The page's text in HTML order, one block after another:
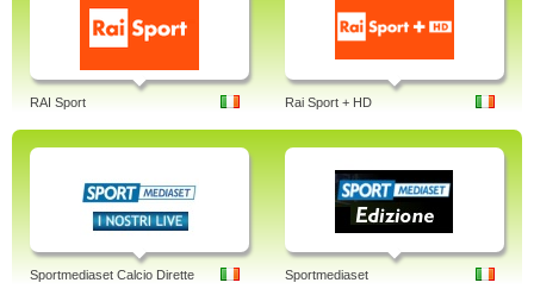
RAI Sport Rai Sport + HD
Sportmediaset Calcio Dirette Sportmediaset